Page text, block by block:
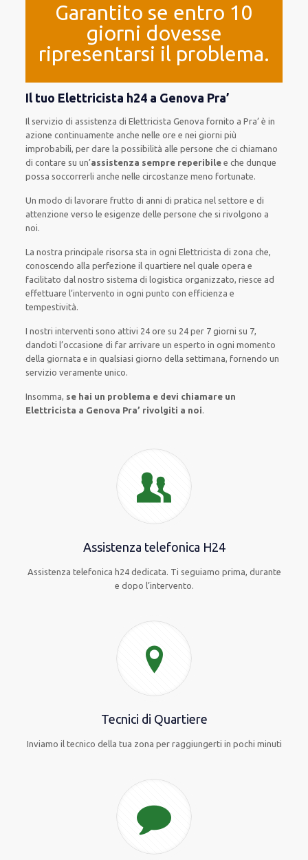
Garantito se entro 10
giorni dovesse
ripresentarsi il problema.
Il tuo Elettricista h24 a Genova Pra’
Il servizio di assistenza di Elettricista Genovafornito a Pra’ èin
azione continuamente anchenelle ore e nei giorni più
improbabili, perdare la possibilità alle persone che ci chiamano
dicontare su un’assistenza sempre reperibile e chedunque
possa soccorrerli anchenelle circostanze meno fortunate.
Un modo di lavorare frutto di anni di pratica nel settore e di
attenzione verso le esigenzedelle persone che si rivolgono a
noi.
La nostra principale risorsa sta in ogni Elettricista di zona che,
conoscendo alla perfezione il quartiere nel quale opera e
facilitato dal nostro sistema di logistica organizzato, riesce ad
effettuare l’intervento in ogni punto con efficienza e
tempestività.
I nostri interventi sono attivi 24 ore su 24per 7 giorni su 7,
dandoti l’occasione di far arrivare unesperto inogni momento
della giornata e inqualsiasi giorno della settimana, fornendo un
servizioveramente unico.
Insomma, se hai un problema e devi chiamare un
Elettricista a Genova Pra’ rivolgiti a noi.
Assistenza telefonica H24
Assistenza telefonica h24 dedicata. Ti seguiamo prima, durante
e dopo l’intervento.
Tecnici di Quartiere
Inviamo il tecnico della tua zona per raggiungerti in pochi minuti